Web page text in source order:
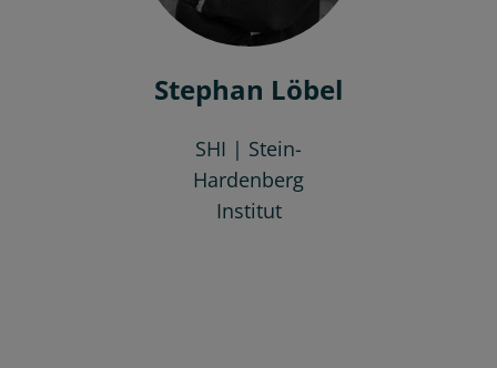
Stephan Löbel
SHI | Stein-
Hardenberg
Institut